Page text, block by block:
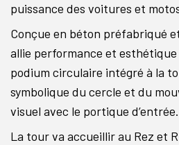
puissance des voitures et
Conçue en béton préfabriqué
allie performance et
podium circulaire intégré à la
symbolique du cercle et du
visuel avec le portique d’entrée.
La tour va accueillir au Rez et